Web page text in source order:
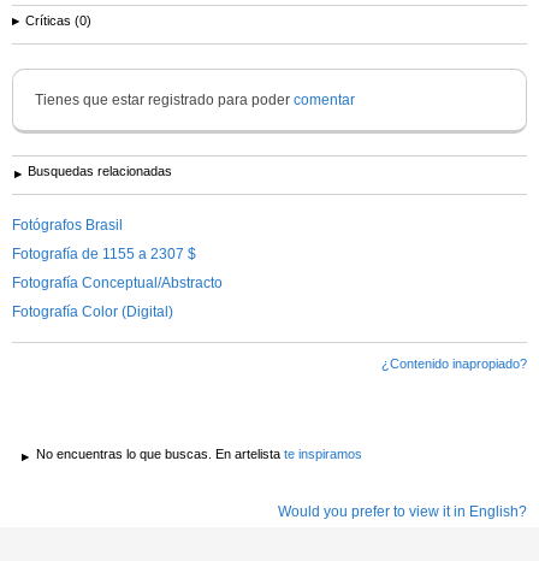
Críticas (0)
Tienes que estar registrado para poder comentar
Busquedas relacionadas
Fotógrafos Brasil
Fotografía de 1155 a 2307 $
Fotografía Conceptual/Abstracto
Fotografía Color (Digital)
¿Contenido inapropiado?
No encuentras lo que buscas. En artelista te inspiramos
Would you prefer to view it in English?